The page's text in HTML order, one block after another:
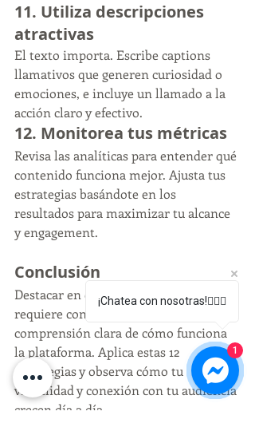
11. Utiliza descripciones
atractivas
El texto importa. Escribe captions
llamativos que generen curiosidad o
emociones, e incluye un llamado a la
acción claro y efectivo.
12. Monitorea tus métricas
Revisa las analíticas para entender qué
contenido funciona mejor. Ajusta tus
estrategias basándote en los
resultados para maximizar tu alcance
y engagement.
Conclusión
Destacar en el algoritmo de Instagram
requiere constancia, creatividad y una
comprensión clara de cómo funciona
la plataforma. Aplica estas 12
estrategias y observa cómo tu
visibilidad y conexión con tu audiencia
crecen día a día.
¡Chatea con nosotras!🙋🏻‍♀️
1